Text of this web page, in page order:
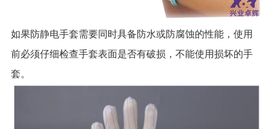
如果防静电手套需要同时具备防水或防腐蚀的性能，使用
前必须仔细检查手套表面是否有破损，不能使用损坏的手
套。